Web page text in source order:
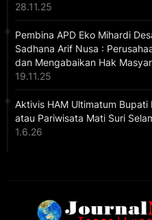
28.11.25
Pembina APD Eko Mihardi
Sadhana Arif Nusa :
dan Mengabaikan Hak
19.11.25
Aktivis HAM Ultimatum
atau Pariwisata Mati Suri
1.6.26